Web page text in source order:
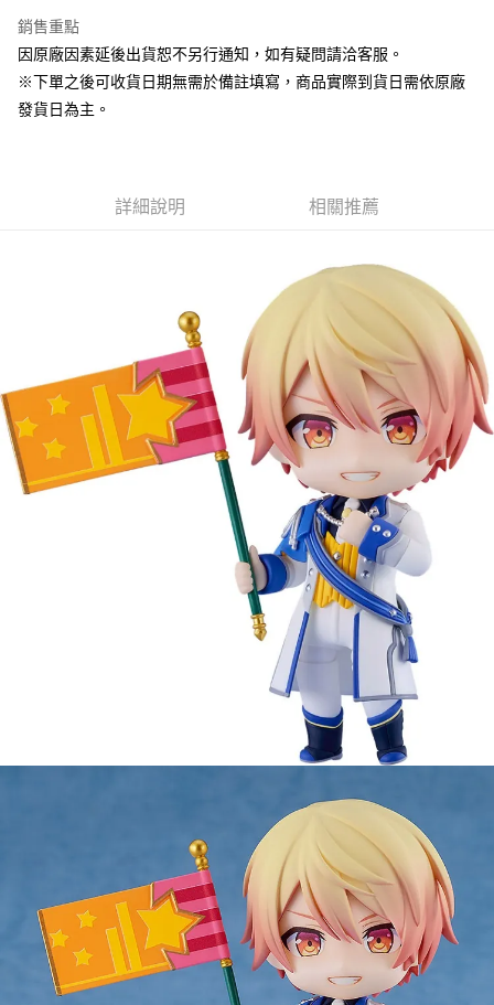
【大哥付你分期使用說明】
1.本服務由台灣大哥大提供，台灣大哥大用戶可立即使用無須另外申請。
流程，驗證手機門號後，選擇欲分期的期數、繳款截止日，確認付款後即完
成交易。
【繳款方式說明】
2.透過簡訊連結打開帳單後，可選擇「超商條碼／台灣大直營門市／銀行轉
帳／街口支付／iPASS MONEY」等通路繳費。
1.本服務係由「台灣大哥大股份有限公司」（以下簡稱本公司）所提供，讓
用戶於交易時，得透過本服務購買商品或服務，並由商店將買賣／分期付款
買賣價金債權讓與本公司後，依約使用本公司帳單繳交帳款。
2.基於同意付款使用「大哥付你分期」之契約關係目的，商店將以您的個人
資料（包含姓名、電話或地址）提供予台灣大哥大進項蒐集、處理及利用，
由本公司與您本人進行分期帳單所需資料之確認、核對及更正。
3.完整用戶服務條款，請詳閱以下連結： https://oppay.tw/userRule
ATM付款
運送方式
預購-付款後全家取貨(舊)
每筆NT$90，滿NT$3,000(含以上)免運費
預購-付款後7-11取貨(舊)
每筆NT$90，滿NT$3,000(含以上)免運費
預購-宅配(舊)
每筆NT$120，滿NT$3,000(含以上)免運費
預購-宅配(離島)(舊)
每筆NT$160，滿NT$3,000(含以上)免運費
東海門市自取，需自備購物袋取貨唷。
銷售重點
因原廠因素延後出貨恕不另行通知，如有疑問請洽客服。
※下單之後可收貨日期無需於備註填寫，商品實際到貨日需依原廠
發貨日為主。
詳細說明 相關推薦